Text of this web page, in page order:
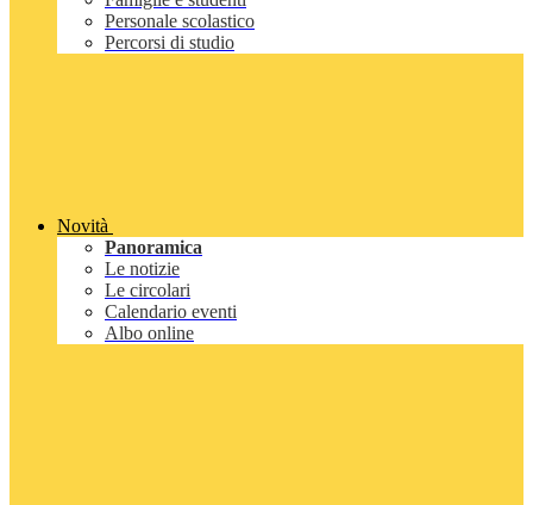
Personale scolastico
Percorsi di studio
Novità
Panoramica
Le notizie
Le circolari
Calendario eventi
Albo online